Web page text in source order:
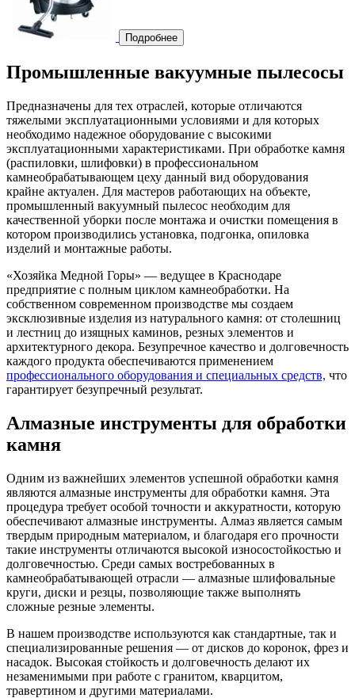
Подробнее
Промышленные вакуумные пылесосы
Предназначены для тех отраслей, которые отличаются
тяжелыми эксплуатационными условиями и для которых
необходимо надежное оборудование с высокими
эксплуатационными характеристиками. При обработке камня
(распиловки, шлифовки) в профессиональном
камнеобрабатывающем цеху данный вид оборудования
крайне актуален. Для мастеров работающих на объекте,
промышленный вакуумный пылесос необходим для
качественной уборки после монтажа и очистки помещения в
котором производились установка, подгонка, опиловка
изделий и монтажные работы.
«Хозяйка Медной Горы» — ведущее в Краснодаре
предприятие с полным циклом камнеобработки. На
собственном современном производстве мы создаем
эксклюзивные изделия из натурального камня: от столешниц
и лестниц до изящных каминов, резных элементов и
архитектурного декора. Безупречное качество и долговечность
каждого продукта обеспечиваются применением
профессионального оборудования и специальных средств, что
гарантирует безупречный результат.
Алмазные инструменты для обработки
камня
Одним из важнейших элементов успешной обработки камня
являются алмазные инструменты для обработки камня. Эта
процедура требует особой точности и аккуратности, которую
обеспечивают алмазные инструменты. Алмаз является самым
твердым природным материалом, и благодаря его прочности
такие инструменты отличаются высокой износостойкостью и
долговечностью. Среди самых востребованных в
камнеобрабатывающей отрасли — алмазные шлифовальные
круги, диски и резцы, позволяющие также выполнять
сложные резные элементы.
В нашем производстве используются как стандартные, так и
специализированные решения — от дисков до коронок, фрез и
насадок. Высокая стойкость и долговечность делают их
незаменимыми при работе с гранитом, кварцитом,
травертином и другими материалами.